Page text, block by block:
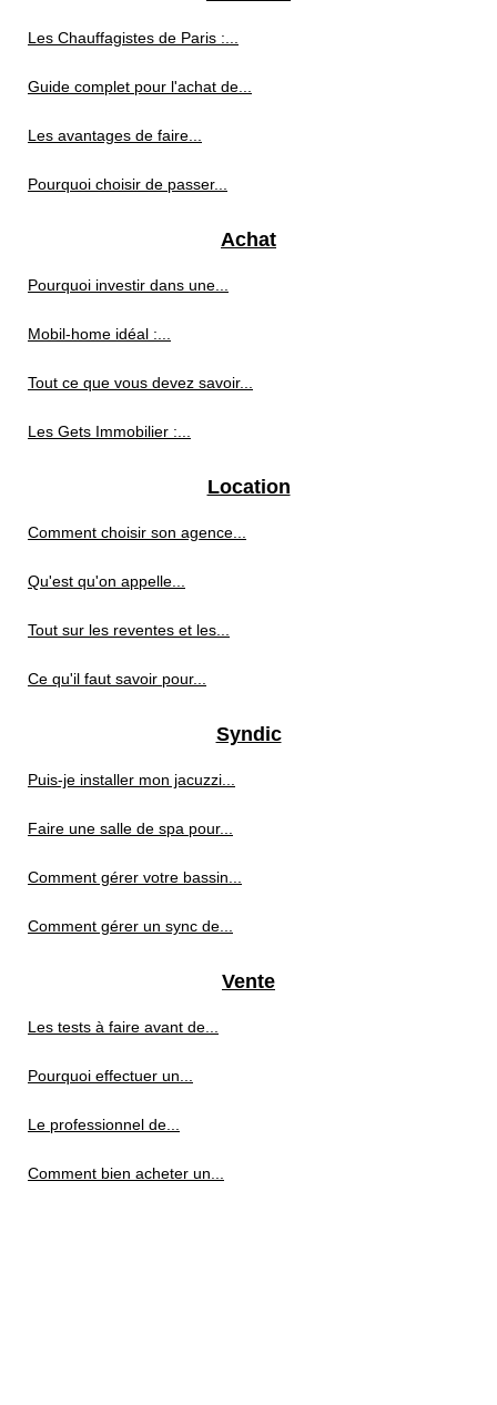
Les Chauffagistes de Paris :...
Guide complet pour l'achat de...
Les avantages de faire...
Pourquoi choisir de passer...
Achat
Pourquoi investir dans une...
Mobil-home idéal :...
Tout ce que vous devez savoir...
Les Gets Immobilier :...
Location
Comment choisir son agence...
Qu'est qu'on appelle...
Tout sur les reventes et les...
Ce qu'il faut savoir pour...
Syndic
Puis-je installer mon jacuzzi...
Faire une salle de spa pour...
Comment gérer votre bassin...
Comment gérer un sync de...
Vente
Les tests à faire avant de...
Pourquoi effectuer un...
Le professionnel de...
Comment bien acheter un...